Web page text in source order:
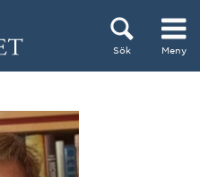
Sök Meny